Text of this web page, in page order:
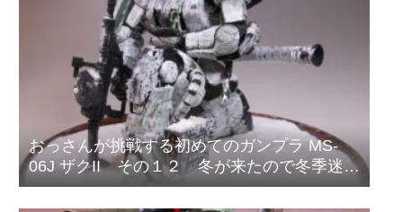
おっさんが挑戦する初めてのガンプラ MS-
06J ザクII その１２ 冬が来たので冬季迷彩
塗装をはじめました。